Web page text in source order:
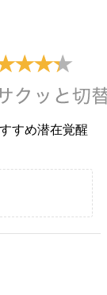
すめ潜在覚醒